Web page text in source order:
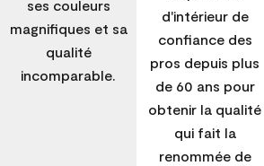
ses couleurs
magnifiques et sa
qualité
incomparable.
d'intérieur de
confiance des
pros depuis plus
de 60 ans pour
obtenir la qualité
qui fait la
renommée de